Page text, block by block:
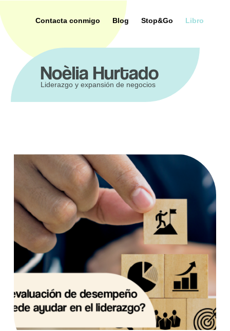
contenido
Contacta conmigo Blog Stop&Go Libro
Noèlia Hurtado
Liderazgo y expansión de negocios